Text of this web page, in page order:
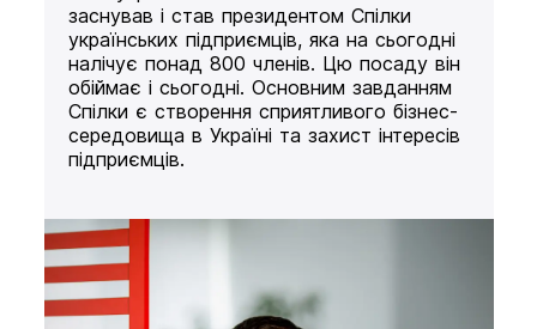
заснував і став президентом Спілки
українських підприємців, яка на сьогодні
налічує понад 800 членів. Цю посаду він
обіймає і сьогодні. Основним завданням
Спілки є створення сприятливого бізнес-
середовища в Україні та захист інтересів
підприємців.